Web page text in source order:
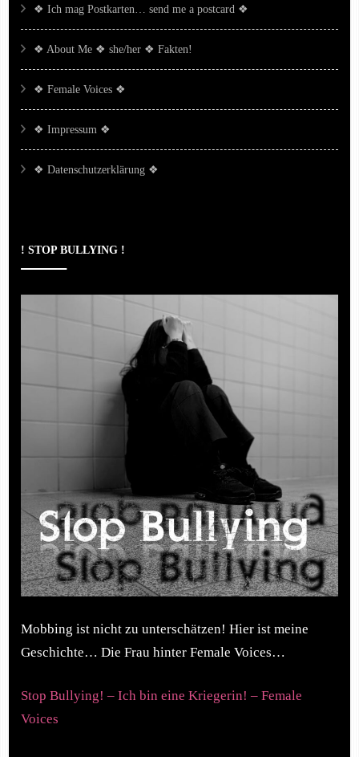
❖ Ich mag Postkarten… send me a postcard ❖
❖ About Me ❖ she/her ❖ Fakten!
❖ Female Voices ❖
❖ Impressum ❖
❖ Datenschutzerklärung ❖
! STOP BULLYING !
Mobbing ist nicht zu unterschätzen! Hier ist meine
Geschichte… Die Frau hinter Female Voices…
Stop Bullying! – Ich bin eine Kriegerin! – Female
Voices